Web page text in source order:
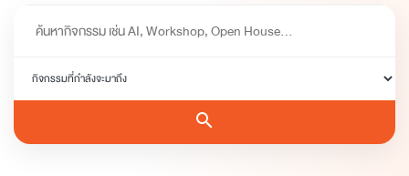
search